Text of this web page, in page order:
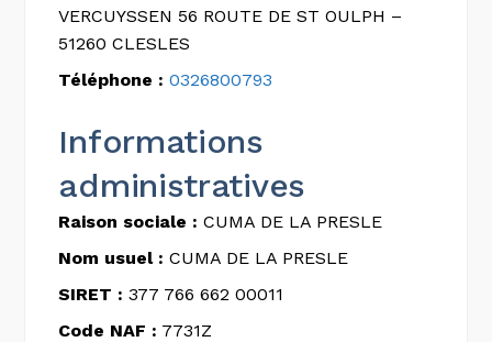
VERCUYSSEN 56 ROUTE DE ST OULPH –
51260 CLESLES
Téléphone : 0326800793
Informations
administratives
Raison sociale : CUMA DE LA PRESLE
Nom usuel : CUMA DE LA PRESLE
SIRET : 377 766 662 00011
Code NAF : 7731Z